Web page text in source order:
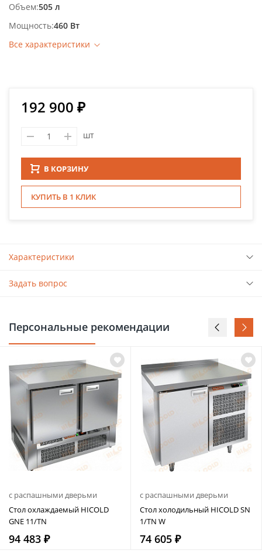
Объем 505 л
Мощность 460 Вт
Все характеристики
192 900 ₽
шт
В КОРЗИНУ
КУПИТЬ В 1 КЛИК
Характеристики
Задать вопрос
Персональные рекомендации
с распашными дверьми
Стол охлаждаемый HICOLD
GNE 11/TN
94 483 ₽
с распашными дверьми
Стол холодильный HICOLD SN
1/TN W
74 605 ₽